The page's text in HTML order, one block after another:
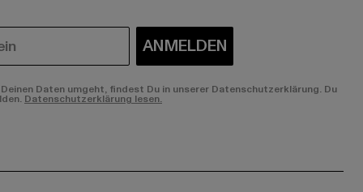
ANMELDEN
Daten umgeht, findest Du in unserer Datenschutzerklärung. Du
Datenschutzerklärung lesen.